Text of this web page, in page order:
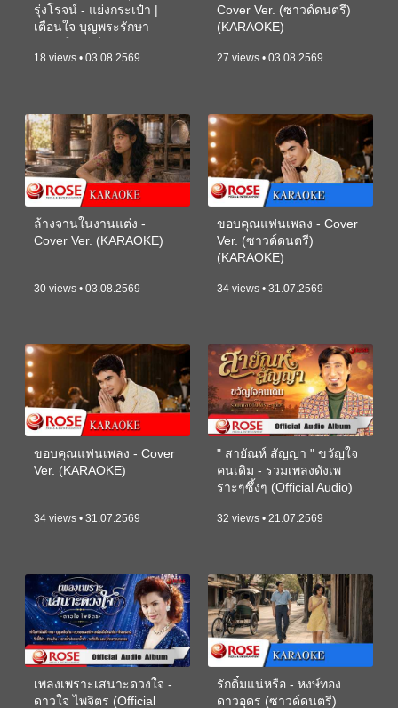
รุ่งโรจน์ - แย่งกระเป๋า |
เตือนใจ บุญพระรักษา
18 views • 03.08.2569
Cover Ver. (ซาวด์ดนตรี)
(KARAOKE)
27 views • 03.08.2569
ล้างจานในงานแต่ง -
Cover Ver. (KARAOKE)
30 views • 03.08.2569
ขอบคุณแฟนเพลง - Cover
Ver. (ซาวด์ดนตรี)
(KARAOKE)
34 views • 31.07.2569
ขอบคุณแฟนเพลง - Cover
Ver. (KARAOKE)
34 views • 31.07.2569
" สายัณห์ สัญญา " ขวัญใจ
คนเดิม - รวมเพลงดังเพ
ราะๆซึ้งๆ (Official Audio)
32 views • 21.07.2569
เพลงเพราะเสนาะดวงใจ -
ดาวใจ ไพจิตร (Official
รักติ๋มแน่หรือ - หงษ์ทอง
ดาวอุดร (ซาวด์ดนตรี)